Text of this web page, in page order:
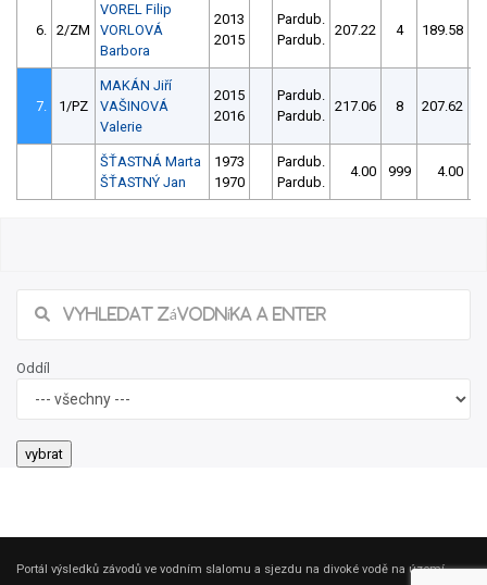
6. 2/ZM
VOREL Filip
VORLOVÁ
Barbora
2013
2015
Pardub.
Pardub.
207.22 4 189.58
7. 1/PZ
MAKÁN Jiří
VAŠINOVÁ
Valerie
2015
2016
Pardub.
Pardub.
217.06 8 207.62
ŠŤASTNÁ Marta
ŠŤASTNÝ Jan
1973
1970
Pardub.
Pardub.
4.00 999 4.00
Oddíl
Portál výsledků závodů ve vodním slalomu a sjezdu na divoké vodě na území